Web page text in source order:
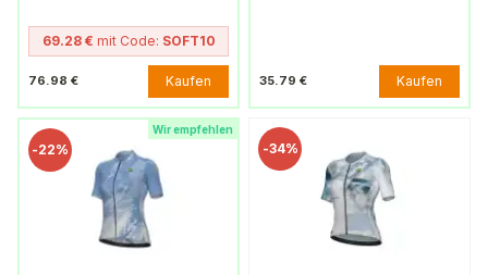
69.28 € mit Code: SOFT10
76.98 € Kaufen 35.79 € Kaufen
Wir empfehlen
-22% -34%